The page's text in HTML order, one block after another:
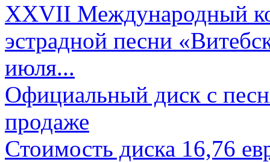
XXVII Международный
эстрадной песни
июля...
Официальный диск с
продаже
Стоимость диска 16,76